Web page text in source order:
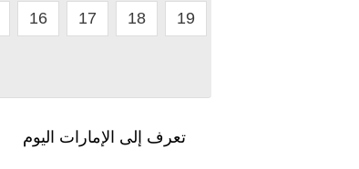
16 17 18 19
تعرف إلى الإمارات اليوم